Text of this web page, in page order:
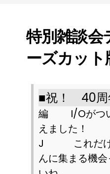
特別雑談会
ーズカット
■祝！ 40周
編 I/Oがつ
えました！
J これだけ
んに集まる機